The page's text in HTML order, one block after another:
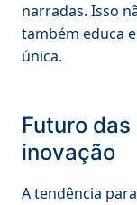
narradas. Isso
também educa
única.
Futuro
inovação
A tendência